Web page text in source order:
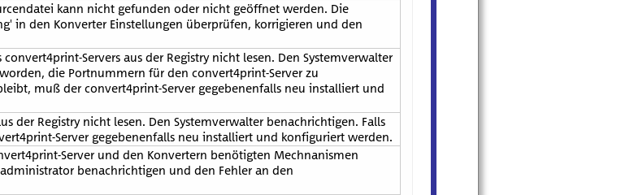
kann nicht gefunden oder nicht geöffnet werden. Die
in den Konverter Einstellungen überprüfen, korrigieren und den
Servers aus der Registry nicht lesen. Den Systemverwalter
die Portnummern für den convert4print-Server zu
muß der convert4print-Server gegebenenfalls neu installiert und
der Registry nicht lesen. Den Systemverwalter benachrichtigen. Falls
Server gegebenenfalls neu installiert und konfiguriert werden.
Server und den Konvertern benötigten Mechnanismen
benachrichtigen und den Fehler an den